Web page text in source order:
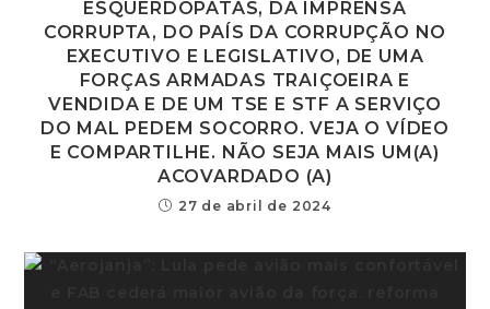
ESQUERDOPATAS, DA IMPRENSA
CORRUPTA, DO PAÍS DA CORRUPÇÃO NO
EXECUTIVO E LEGISLATIVO, DE UMA
FORÇAS ARMADAS TRAIÇOEIRA E
VENDIDA E DE UM TSE E STF A SERVIÇO
DO MAL PEDEM SOCORRO. VEJA O VÍDEO
E COMPARTILHE. NÃO SEJA MAIS UM(A)
ACOVARDADO (A)
27 de abril de 2024